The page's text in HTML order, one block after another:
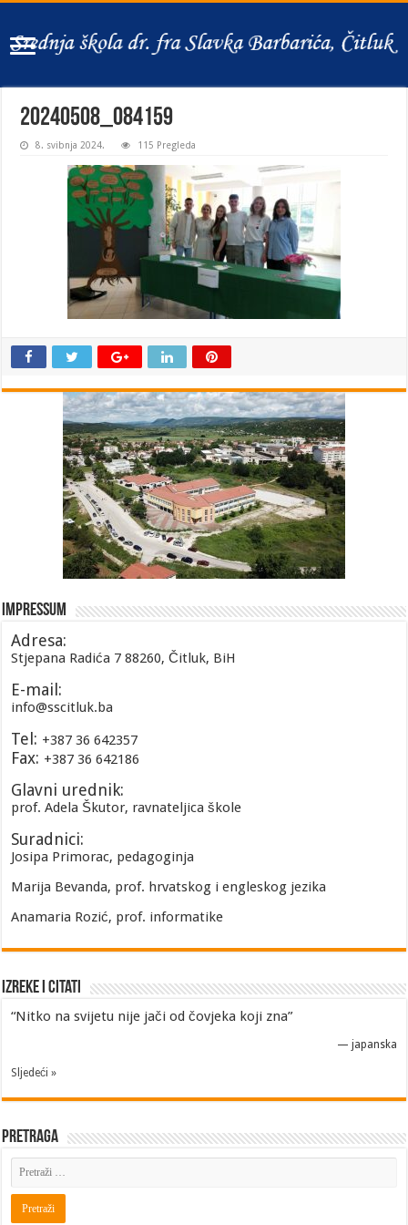
20240508_084159
8. svibnja 2024. 115 Pregleda
Impressum
Adresa:
Stjepana Radića 7 88260, Čitluk, BiH
E-mail:
info@sscitluk.ba
Tel: +387 36 642357
Fax: +387 36 642186
Glavni urednik:
prof. Adela Škutor, ravnateljica škole
Suradnici:
Josipa Primorac, pedagoginja
Marija Bevanda, prof. hrvatskog i engleskog jezika
Anamaria Rozić, prof. informatike
Izreke i Citati
“Nitko na svijetu nije jači od čovjeka koji zna”
— japanska
Sljedeći »
Pretraga